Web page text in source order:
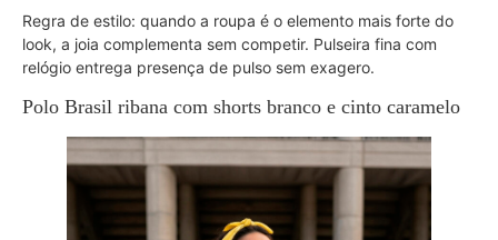
Regra de estilo: quando a roupa é o elemento mais forte do
look, a joia complementa sem competir. Pulseira fina com
relógio entrega presença de pulso sem exagero.
Polo Brasil ribana com shorts branco e cinto caramelo